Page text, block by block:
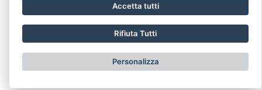
Accetta tutti
Rifiuta Tutti
Personalizza